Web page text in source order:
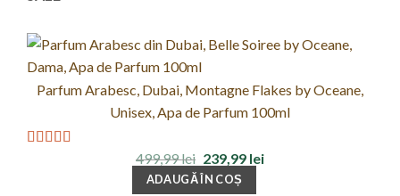
Parfum Arabesc, Dubai, Montagne Flakes by Oceane,
Unisex, Apa de Parfum 100ml
499,99lei Prețul
inițial
a
239,99 leiPrețul
ADAUGĂ ÎN COȘ